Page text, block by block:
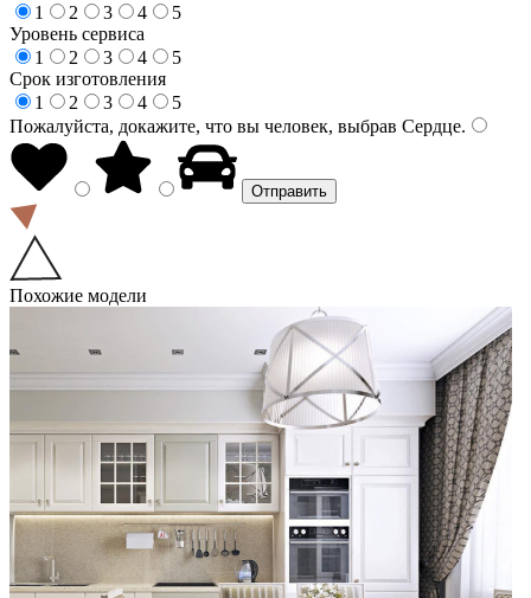
1
2 3 4
5
Уровень сервиса
1
2 3 4
5
Срок изготовления
1
2 3 4
5
Пожалуйста, докажите, что вы человек, выбрав Сердце.
Похожие модели